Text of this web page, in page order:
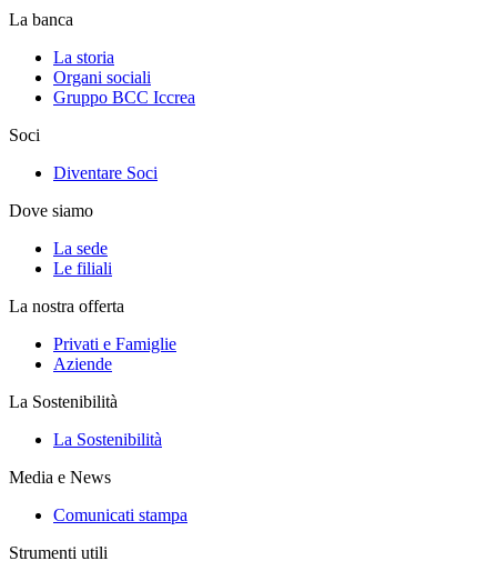
La banca
La storia
Organi sociali
Gruppo BCC Iccrea
Soci
Diventare Soci
Dove siamo
La sede
Le filiali
La nostra offerta
Privati e Famiglie
Aziende
La Sostenibilità
La Sostenibilità
Media e News
Comunicati stampa
Strumenti utili